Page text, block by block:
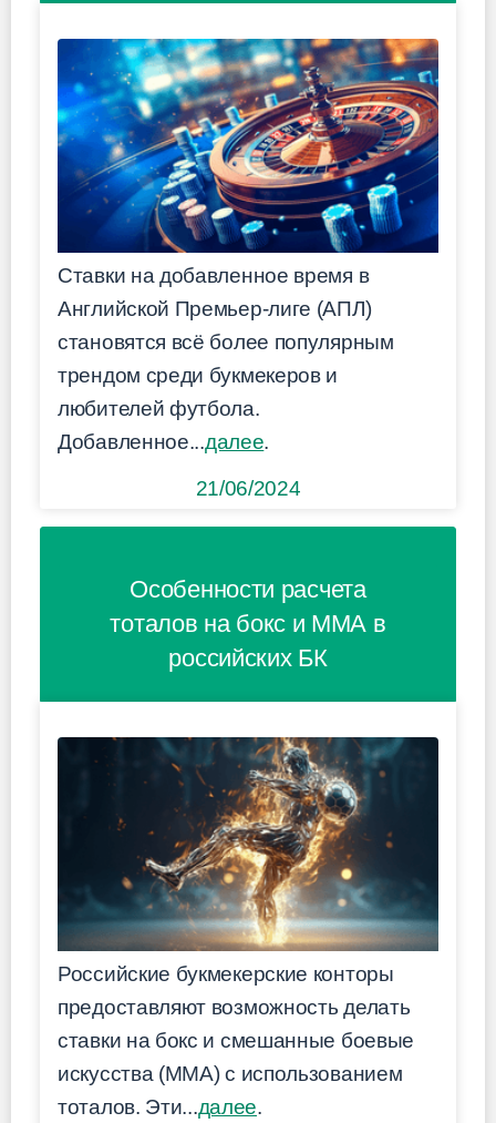
Ставки на добавленное время в
Английской Премьер-лиге (АПЛ)
становятся всё более популярным
трендом среди букмекеров и
любителей футбола.
Добавленное...далее.
21/06/2024
Особенности расчета
тоталов на бокс и ММА в
российских БК
Российские букмекерские конторы
предоставляют возможность делать
ставки на бокс и смешанные боевые
искусства (ММА) с использованием
тоталов. Эти...далее.